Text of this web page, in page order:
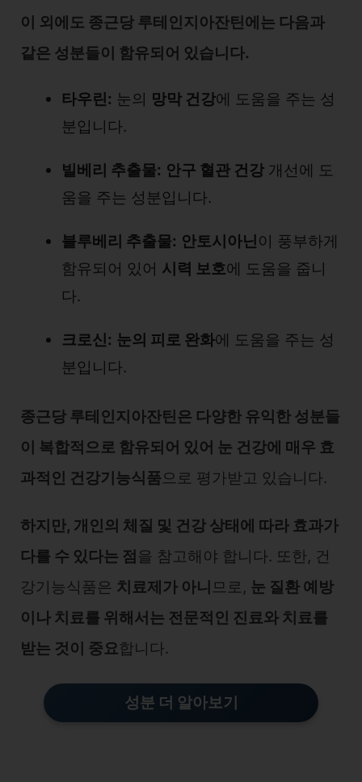
이 외에도 종근당 루테인지아잔틴에는 다음과
같은 성분들이 함유되어 있습니다.
타우린: 눈의 망막 건강에 도움을 주는 성
분입니다.
빌베리 추출물: 안구 혈관 건강 개선에 도
움을 주는 성분입니다.
블루베리 추출물: 안토시아닌이 풍부하게
함유되어 있어 시력 보호에 도움을 줍니
다.
크로신: 눈의 피로 완화에 도움을 주는 성
분입니다.
종근당 루테인지아잔틴은 다양한 유익한 성분들
이 복합적으로 함유되어 있어 눈 건강에 매우 효
과적인 건강기능식품으로 평가받고 있습니다.
하지만, 개인의 체질 및 건강 상태에 따라 효과가
다를 수 있다는 점 을 참고해야 합니다. 또한, 건
강기능식품은 치료제가 아니 므로, 눈 질환 예방
이나 치료를 위해서는 전문적인 진료와 치료를
받는 것이 중요합니다.
성분 더 알아보기